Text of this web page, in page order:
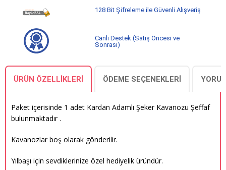
128 Bit Şifreleme ile Güvenli Alışveriş
Canlı Destek (Satış Öncesi ve
Sonrası)
ÜRÜN ÖZELLIKLERI ÖDEME SEÇENEKLERI
Paket içerisinde 1 adet Kardan Adamlı Şeker Kavanozu Şeffaf
bulunmaktadır .
Kavanozlar boş olarak gönderilir.
Yılbaşı için sevdiklerinize özel hediyelik üründür.